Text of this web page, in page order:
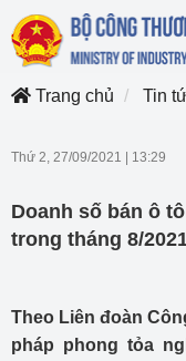
Trang chủ
Tin
Thứ 2, 27/09/2021 13:29
Doanh số bán ô
trong tháng 8/
Theo Liên đoàn
pháp phong tỏa